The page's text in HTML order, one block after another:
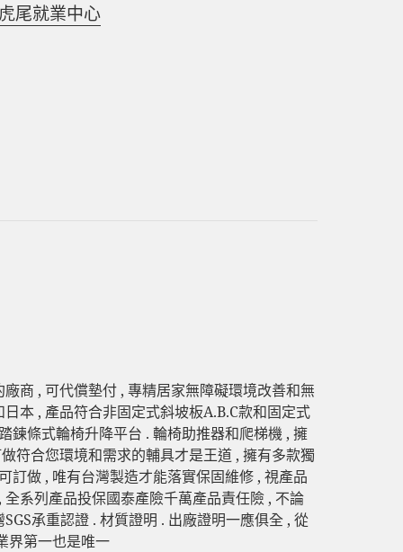
尾就業中心
商 , 可代償墊付 , 專精居家無障礙環境改善和無
本 , 產品符合非固定式斜坡板A.B.C款和固定式
鍊條式輪椅升降平台 . 輪椅助推器和爬梯機 , 擁
符合您環境和需求的輔具才是王道 , 擁有多款獨
訂做 , 唯有台灣製造才能落實保固維修 , 視產品
系列產品投保國泰產險千萬產品責任險 , 不論
承重認證 . 材質證明 . 出廠證明一應俱全 , 從
界第一也是唯一